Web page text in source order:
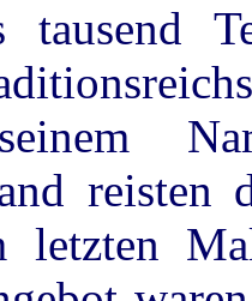
seinem
reisten
letzten